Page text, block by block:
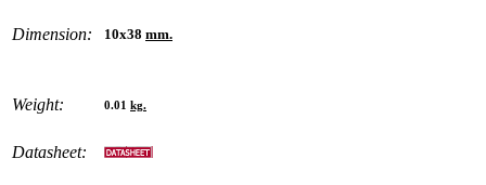
Dimension: 10x38 mm.
Weight: 0.01 kg.
Datasheet: